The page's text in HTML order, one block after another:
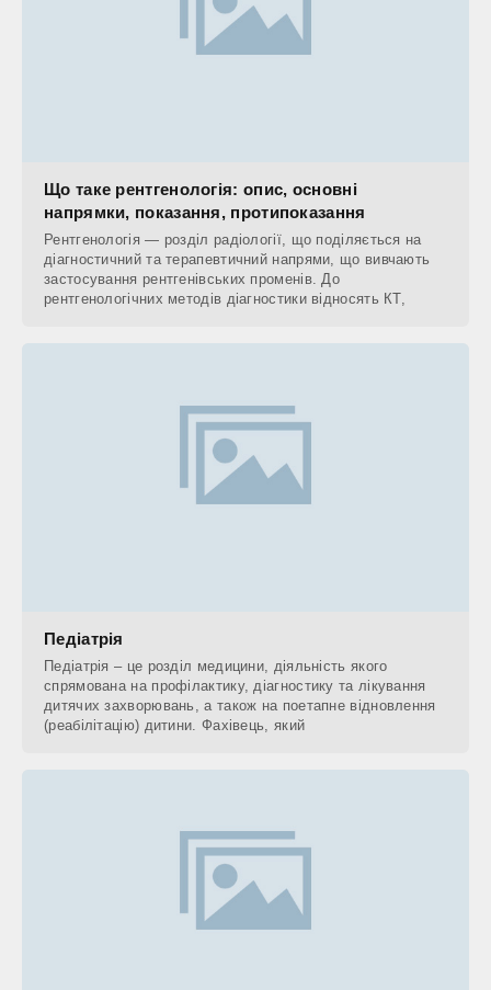
Що таке рентгенологія: опис, основні
напрямки, показання, протипоказання
Рентгенологія — розділ радіології, що поділяється на
діагностичний та терапевтичний напрями, що вивчають
застосування рентгенівських променів. До
рентгенологічних методів діагностики відносять КТ,
Педіатрія
Педіатрія – це розділ медицини, діяльність якого
спрямована на профілактику, діагностику та лікування
дитячих захворювань, а також на поетапне відновлення
(реабілітацію) дитини. Фахівець, який